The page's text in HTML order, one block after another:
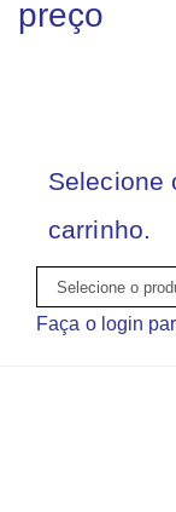
preço
Selecione
carrinho.
Faça o login